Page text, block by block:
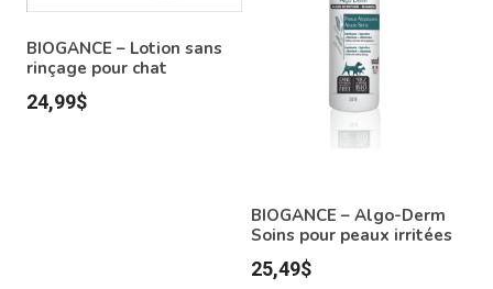
page
du
produit
BIOGANCE – Lotion sans
rinçage pour chat
24,99$
BIOGANCE – Algo-Derm
Soins pour peaux irritées
25,49$